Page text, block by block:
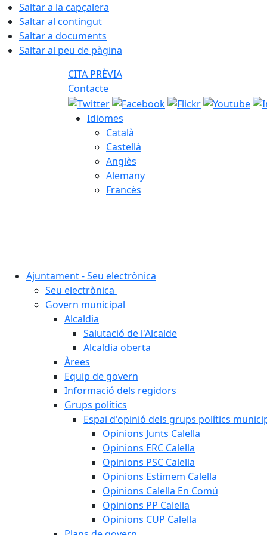
Saltar a la capçalera
Saltar al contingut
Saltar a documents
Saltar al peu de pàgina
CITA PRÈVIA
Contacte
Idiomes
Català
Castellà
Anglès
Alemany
Francès
Ajuntament - Seu electrònica
Seu electrònica
Govern municipal
Alcaldia
Salutació de l'Alcalde
Alcaldia oberta
Àrees
Equip de govern
Informació dels regidors
Grups polítics
Espai d'opinió dels grups polítics
Opinions Junts Calella
Opinions ERC Calella
Opinions PSC Calella
Opinions Estimem Calella
Opinions Calella En Comú
Opinions PP Calella
Opinions CUP Calella